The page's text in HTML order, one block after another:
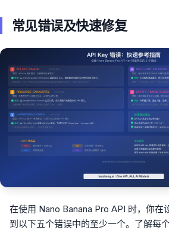
常见错误及快速修复
在使用 Nano Banana Pro API 时，你在
到以下五个错误中的至少一个。了解每